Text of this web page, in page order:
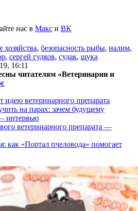
нас в Макс и ВК
хозяйства, безопасность рыбы, налим,
, сергей гудков, судак, щука
16:11
читателям «Ветеринарии и
ветеринарного препарата
на парах: зачем будущему
интервью
ветеринарного препарата —
как «Портал пчеловода» помогает